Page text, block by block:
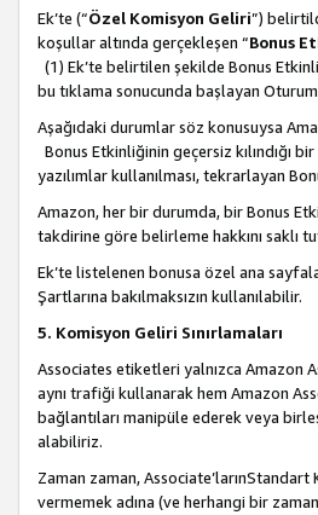
Ek’te (“Özel Komisyon Geliri”)
koşullar altında gerçekleşen “Bonus
(1) Ek’te belirtilen şekilde Bonus
bu tıklama sonucunda başlayan
Aşağıdaki durumlar söz konusuysa
Bonus Etkinliğinin geçersiz kılındığı
yazılımlar kullanılması, tekrarlayan
Amazon, her bir durumda, bir Bonus
takdirine göre belirleme hakkını saklı
Ek’te listelenen bonusa özel ana
Şartlarına bakılmaksızın kullanılabilir.
5. Komisyon Geliri Sınırlamaları
Associates etiketleri yalnızca Amazon
aynı trafiği kullanarak hem Amazon
bağlantıları manipüle ederek veya
alabiliriz.
Zaman zaman,
vermemek adına (ve herhangi bir